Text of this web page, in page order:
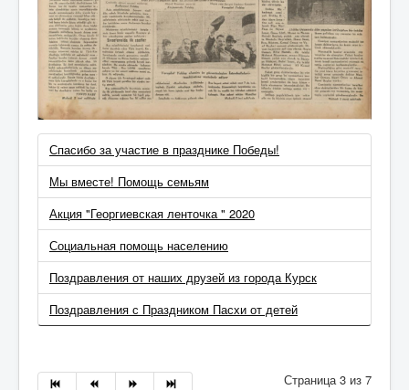
Спасибо за участие в празднике Победы!
Мы вместе! Помощь семьям
Акция "Георгиевская ленточка " 2020
Социальная помощь населению
Поздравления от наших друзей из города Курск
Поздравления с Праздником Пасхи от детей
Страница 3 из 7